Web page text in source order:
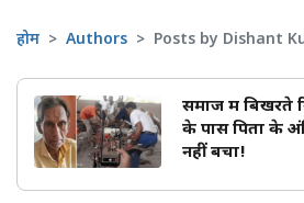
होम Authors Posts by Dishant
समाज में बिखरते
के पास पिता के
नहीं बचा!